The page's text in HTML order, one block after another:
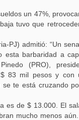
un 47%,
tuvo que
PJ) admitió: “Un
esta barbaridad a
(PRO),
$ 83 mil pesos y con
se te está cruzando
es de $ 13.000. El
mucho menos